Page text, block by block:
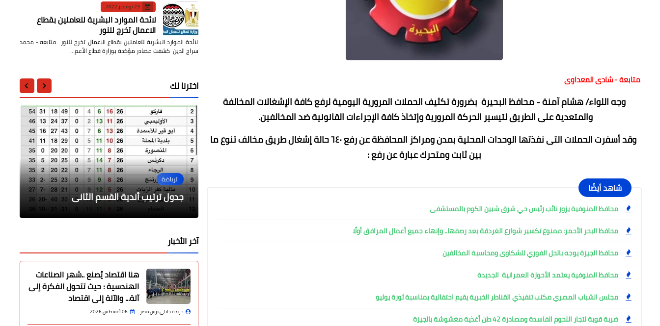
متابعة - شادى المعداوى
وجه اللواء/ هشام آمنة - محافظ البحيرة بضرورة تكثيف الحملات المرورية اليومية لرفع كافة الإشغالات المخالفة
والمتعدية على الطريق لتيسير الحركة المرورية وإتخاذ كافة الإجراءات القانونية ضد المخالفين.
وقد أسفرت الحملات التى نفذتها الوحدات المحلية بمدن ومراكز المحافظة عن رفع ٦٤٠ حالة إشغال طريق مخالف تنوع ما
بين ثابت ومتحرك عبارة عن رفع :
شاهد أيضًا
محافظ المنوفية يزور نائب رئيس حي شرق شبين الكوم بالمستشفى
محافظ البحر الأحمر: ممنوع تكسير شوارع الغردقة بعد رصفها.. وإنهاء جميع أعمال المرافق أولًا
محافظ الجيزة يوجه بالحل الفوري للشكاوى ومحاسبة المخالفين
محافظ المنوفية يعتمد الأحوزة العمرانية الجديدة
مجلس الشباب المصري مكتب تنفيذي القناطر الخبرية يقيم احتفالية بمناسبة ثورة يوليو
ضربة قوية لتجار اللحوم الفاسدة ومصادرة 42 طن أغذية مغشوشة بالجيزة
23 نوفمبر 2022
لائحة الموارد البشرية للعاملين بقطاع
الاعمال تخرج للنور
لائحة الموارد البشرية للعاملين بقطاع الاعمال تخرج للنور متابعه:- محمد
سراج الدين كشفت مصادر مؤكدة بوزارة قطاع الأعم…
اخترنا لك
الرياضة
جدول ترتيب أندية القسم الثانى
الرياضة
المنتخب الكفرواي يدك حصون الكوم
الاحمر بليفر نوب
أخبار مصر
قرار مجلس الدوله لتحديد سعر الغرف
الفندقية
الرأى
قصر الشناوي تحفه معماريه داخل مدينة
المنصوره
محمد ابو سيف
الرياضة
إصابة نجم برشلونة بفيروس كورونا
آخر الأخبار
هنا اقتصاد يُصنع ..شهر الصناعات
الهندسية : حيث تتحول الفكرة إلى
آلة... والآلة إلى اقتصاد
جريدة دايلي برس مصر 06 أغسطس 2026